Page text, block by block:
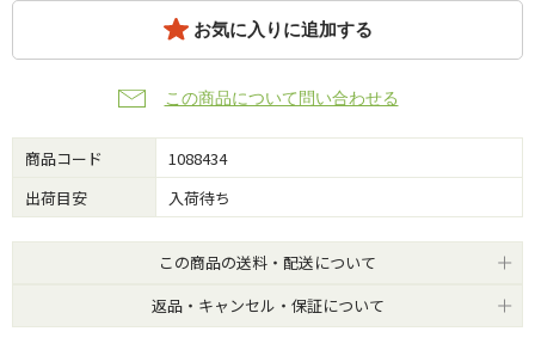
お気に入りに追加する
この商品について問い合わせる
商品コード
1088434
出荷目安
入荷待ち
この商品の送料・配送について
返品・キャンセル・保証について